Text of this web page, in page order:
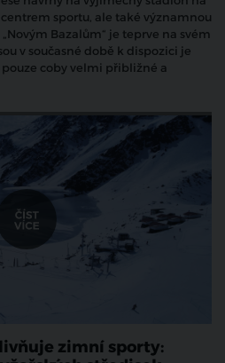
sportu, ale také významnou
Bazalům“ je teprve na svém
v současné době k dispozici je
coby velmi přibližné a
zimní sporty: